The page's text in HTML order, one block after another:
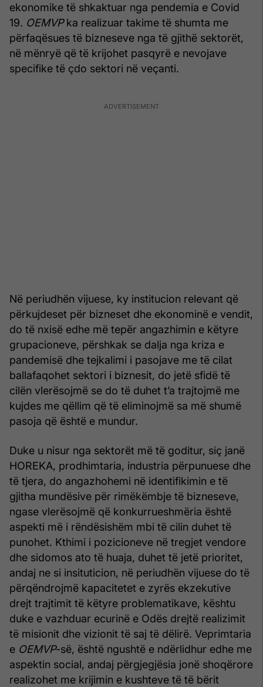
ekonomike të shkaktuar nga pendemia e Covid
19. OEMVPka realizuar takime të shumta me
përfaqësues të bizneseve nga të gjithë sektorët,
në mënryë që të krijohet pasqyrë e nevojave
specifike të çdo sektori në veçanti.
Në periudhën vijuese, ky institucion relevant që
përkujdeset për bizneset dhe ekonominë e vendit,
do të nxisë edhe më tepër angazhimin e këtyre
grupacioneve, përshkak se dalja nga kriza e
pandemisë dhe tejkalimi i pasojave me të cilat
ballafaqohet sektori i biznesit, do jetë sfidë të
cilën vlerësojmë se do të duhet t’a trajtojmë me
kujdes me qëllim që të eliminojmë sa më shumë
pasoja që është e mundur.
Duke u nisur nga sektorët më të goditur, siç janë
HOREKA, prodhimtaria, industria përpunuese dhe
të tjera, do angazhohemi në identifikimin e të
gjitha mundësive për rimëkëmbje të bizneseve,
ngase vlerësojmë që konkurrueshmëria është
aspekti më i rëndësishëm mbi të cilin duhet të
punohet. Kthimi i pozicioneve në tregjet vendore
dhe sidomos ato të huaja, duhet të jetë prioritet,
andaj ne si insituticion, në periudhën vijuese do të
përqëndrojmë kapacitetet e zyrës ekzekutive
drejt trajtimit të këtyre problematikave, kështu
duke e vazhduar ecurinë e Odës drejtë realizimit
të misionit dhe vizionit të saj të dëlirë. Veprimtaria
e OEMVP-së, është ngushtë e ndërlidhur edhe me
aspektin social, andaj përgjegjësia jonë shoqërore
realizohet me krijimin e kushteve të të bërit